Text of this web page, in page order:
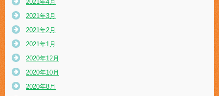
2021年4月
2021年3月
2021年2月
2021年1月
2020年12月
2020年10月
2020年8月